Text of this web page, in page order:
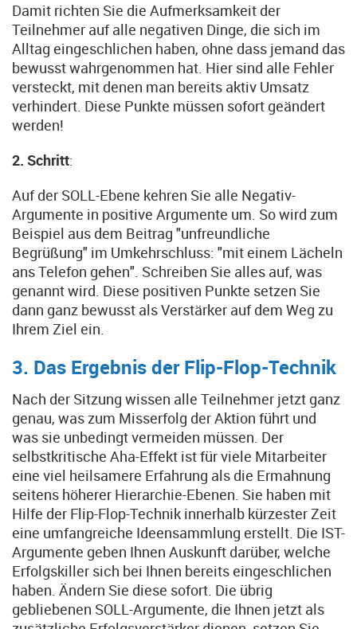
Damit richten Sie die Aufmerksamkeit der
Teilnehmer auf alle negativen Dinge, die sich im
Alltag eingeschlichen haben, ohne dass jemand das
bewusst wahrgenommen hat. Hier sind alle Fehler
versteckt, mit denen man bereits aktiv Umsatz
verhindert. Diese Punkte müssen sofort geändert
werden!
2. Schritt:
Auf der SOLL-Ebene kehren Sie alle Negativ-
Argumente in positive Argumente um. So wird zum
Beispiel aus dem Beitrag "unfreundliche
Begrüßung" im Umkehrschluss: "mit einem Lächeln
ans Telefon gehen". Schreiben Sie alles auf, was
genannt wird. Diese positiven Punkte setzen Sie
dann ganz bewusst als Verstärker auf dem Weg zu
Ihrem Ziel ein.
3. Das Ergebnis der Flip-Flop-Technik
Nach der Sitzung wissen alle Teilnehmer jetzt ganz
genau, was zum Misserfolg der Aktion führt und
was sie unbedingt vermeiden müssen. Der
selbstkritische Aha-Effekt ist für viele Mitarbeiter
eine viel heilsamere Erfahrung als die Ermahnung
seitens höherer Hierarchie-Ebenen. Sie haben mit
Hilfe der Flip-Flop-Technik innerhalb kürzester Zeit
eine umfangreiche Ideensammlung erstellt. Die IST-
Argumente geben Ihnen Auskunft darüber, welche
Erfolgskiller sich bei Ihnen bereits eingeschlichen
haben. Ändern Sie diese sofort. Die übrig
gebliebenen SOLL-Argumente, die Ihnen jetzt als